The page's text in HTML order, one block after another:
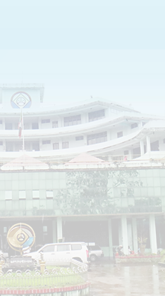
adult can drive.